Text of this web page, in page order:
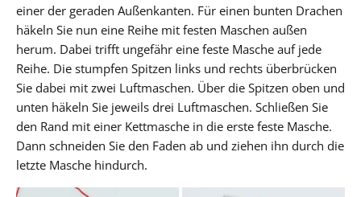
einer der geraden Außenkanten. Für einen bunten Drachen
häkeln Sie nun eine Reihe mit festen Maschen außen
herum. Dabei trifft ungefähr eine feste Masche auf jede
Reihe. Die stumpfen Spitzen links und rechts überbrücken
Sie dabei mit zwei Luftmaschen. Über die Spitzen oben und
unten häkeln Sie jeweils drei Luftmaschen. Schließen Sie
den Rand mit einer Kettmasche in die erste feste Masche.
Dann schneiden Sie den Faden ab und ziehen ihn durch die
letzte Masche hindurch.